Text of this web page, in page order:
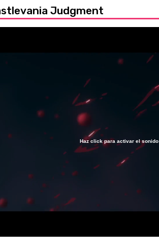
Judgment
Haz click para activar el sonido